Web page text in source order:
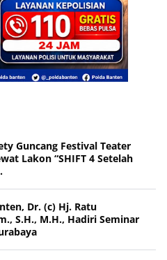
Guncang Festival Teater
Lakon “SHIFT 4 Setelah
Dr. (c) Hj. Ratu
S.H., M.H., Hadiri Seminar